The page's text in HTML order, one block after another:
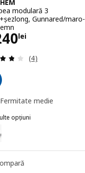
recenzii:
modulară 3
Gunnared/maro-
lei
3240lei
Evaluare: 3.8
(4)
Fermitate medie
opțiuni
LILLEHEM, Canapea
LILLEHEM, Canapea
LILLEHEM, Canapea